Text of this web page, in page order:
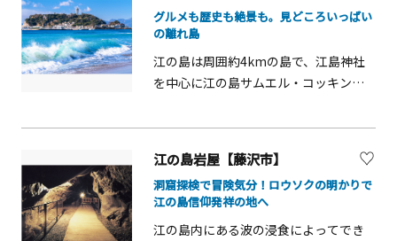
グルメも歴史も絶景も。見どころいっぱい
の離れ島
江の島は周囲約4kmの島で、江島神社
を中心に江の島サムエル・コッキング
鐘、稚児ヶ淵や江の島岩屋（洞窟）な
が訪れる人気スポットです。江の島ヨ
ットハーバーは、東京2020オリンピッ
ク競技大会のセーリング競技会場にも
なりました。特に、地元でとれるしら
江の島岩屋【藤沢市】
洞窟探検で冒険気分！ロウソクの明かりで
江の島信仰発祥の地へ
江の島内にある波の浸食によってでき